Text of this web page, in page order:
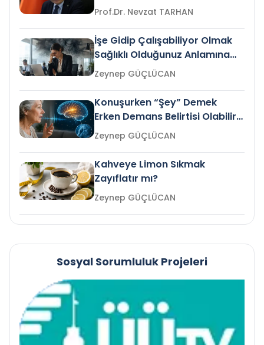
Prof.Dr. Nevzat TARHAN
İşe Gidip Çalışabiliyor Olmak
Sağlıklı Olduğunuz Anlamına
Gelir mi?Zeynep GÜÇLÜCAN
Konuşurken “Şey” Demek
Erken Demans Belirtisi Olabilir
mi?
Zeynep GÜÇLÜCAN
Kahveye Limon Sıkmak
Zayıflatır mı?
Zeynep GÜÇLÜCAN
Sosyal Sorumluluk Projeleri